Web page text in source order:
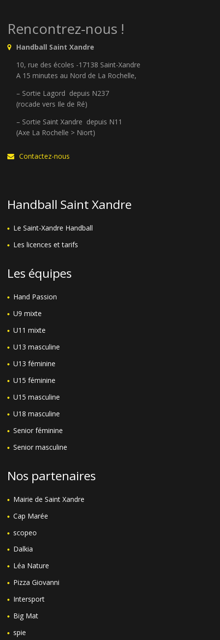
Rencontrez-nous !
Handball Saint Xandre
10, rue des écoles -17138 Saint-Xandre
A 15 minutes au Nord de La Rochelle,
– Sortie Lagord depuis N237
(rocade vers Ile de Ré)
– Sortie Saint Xandre depuis N11
(Axe La Rochelle > Niort)
Contactez-nous
Handball Saint Xandre
Le Saint-Xandre Handball
Les licences et tarifs
Les équipes
Hand Passion
U9 mixte
U11 mixte
U13 masculine
U13 féminine
U15 féminine
U15 masculine
U18 masculine
Senior féminine
Senior masculine
Nos partenaires
Mairie de Saint Xandre
Cap Marée
scopeo
Dalkia
Léa Nature
Pizza Giovanni
Intersport
Big Mat
spie